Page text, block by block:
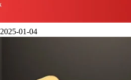
2025-01-04